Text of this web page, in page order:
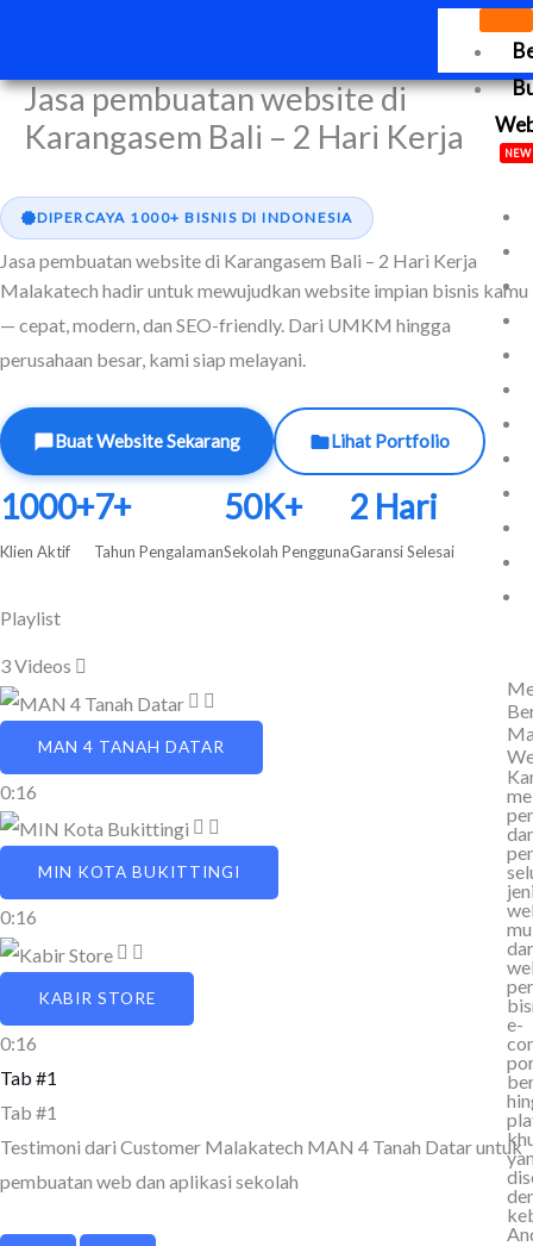
konten
NEW
e-
Jasa pembuatan website di
Karangasem Bali – 2 Hari Kerja
DIPERCAYA 1000+ BISNIS DI INDONESIA
Jasa pembuatan website di Karangasem Bali – 2 Hari Kerja
Malakatech hadir untuk mewujudkan website impian bisnis kamu
— cepat, modern, dan SEO-friendly. Dari UMKM hingga
perusahaan besar, kami siap melayani.
Buat Website Sekarang Lihat Portfolio
1000+
Klien Aktif
7+
Tahun Pengalaman
50K+
Sekolah Pengguna
2 Hari
Garansi Selesai
Playlist
3 Videos
MAN 4 TANAH DATAR
0:16
MIN KOTA BUKITTINGI
0:16
KABIR STORE
0:16
Tab #1
Tab #1
Testimoni dari Customer Malakatech MAN 4 Tanah Datar untuk
pembuatan web dan aplikasi sekolah